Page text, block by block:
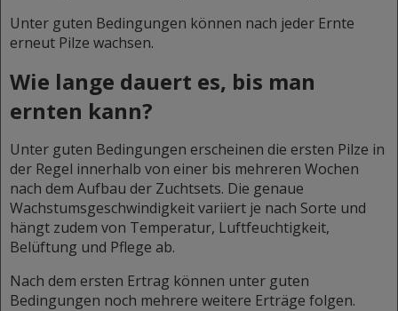
Unter guten Bedingungen können nach jeder Ernte
erneut Pilze wachsen.
Wie lange dauert es, bis man
ernten kann?
Unter guten Bedingungen erscheinen die ersten Pilze in
der Regel innerhalb von einer bis mehreren Wochen
nach dem Aufbau der Zuchtsets. Die genaue
Wachstumsgeschwindigkeit variiert je nach Sorte und
hängt zudem von Temperatur, Luftfeuchtigkeit,
Belüftung und Pflege ab.
Nach dem ersten Ertrag können unter guten
Bedingungen noch mehrere weitere Erträge folgen.